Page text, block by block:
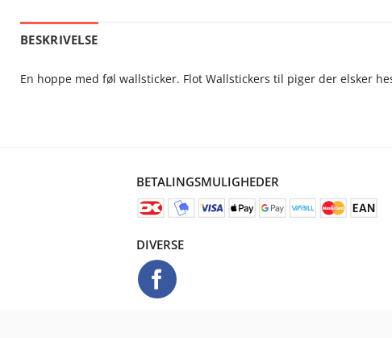
BESKRIVELSE
En hoppe med føl wallsticker. Flot Wallstickers til piger der elsker
BETALINGSMULIGHEDER
DIVERSE